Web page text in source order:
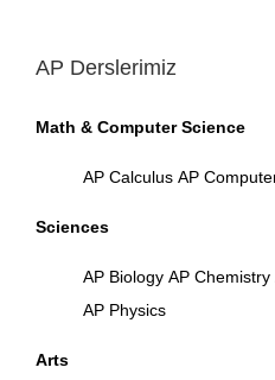
AP Derslerimiz
Math & Computer Science
AP Calculus AP
Sciences
AP Biology AP Chemistry
AP Physics
Arts